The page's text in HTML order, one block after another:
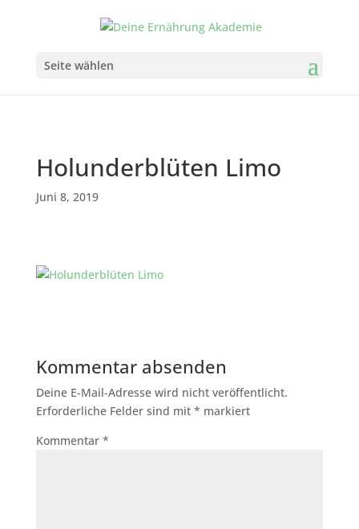
Seite wählen
Holunderblüten Limo
Juni 8, 2019
Kommentar absenden
Deine E-Mail-Adresse wird nicht veröffentlicht.
Erforderliche Felder sind mit * markiert
Kommentar *